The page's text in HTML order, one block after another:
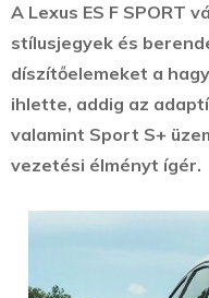
A Lexus ES F SPORT
stílusjegyek és
díszítőelemeket a
ihlette, addig az
valamint Sport S+
vezetési élményt ígér.